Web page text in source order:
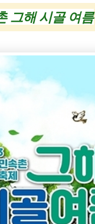
그해 시골 여름